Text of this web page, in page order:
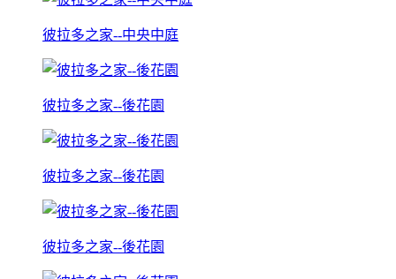
彼拉多之家--中央中庭
彼拉多之家--後花園
彼拉多之家--後花園
彼拉多之家--後花園